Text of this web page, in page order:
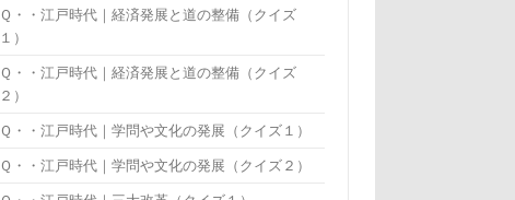
Ｑ・・江戸時代｜経済発展と道の整備（クイズ
１）
Ｑ・・江戸時代｜経済発展と道の整備（クイズ
２）
Ｑ・・江戸時代｜学問や文化の発展（クイズ１）
Ｑ・・江戸時代｜学問や文化の発展（クイズ２）